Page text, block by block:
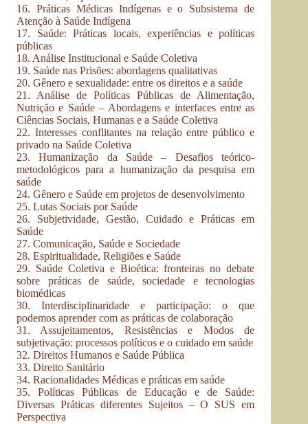
16. Práticas Médicas Indígenas e o Subsistema de
Atenção à Saúde Indígena
17. Saúde: Práticas locais, experiências e políticas
públicas
18. Análise Institucional e Saúde Coletiva
19. Saúde nas Prisões: abordagens qualitativas
20. Gênero e sexualidade: entre os direitos e a saúde
21. Análise de Políticas Públicas de Alimentação,
Nutrição e Saúde – Abordagens e interfaces entre as
Ciências Sociais, Humanas e a Saúde Coletiva
22. Interesses conflitantes na relação entre público e
privado na Saúde Coletiva
23. Humanização da Saúde – Desafios teórico-
metodológicos para a humanização da pesquisa em
saúde
24. Gênero e Saúde em projetos de desenvolvimento
25. Lutas Sociais por Saúde
26. Subjetividade, Gestão, Cuidado e Práticas em
Saúde
27. Comunicação, Saúde e Sociedade
28. Espiritualidade, Religiões e Saúde
29. Saúde Coletiva e Bioética: fronteiras no debate
sobre práticas de saúde, sociedade e tecnologias
biomédicas
30. Interdisciplinaridade e participação: o que
podemos aprender com as práticas de colaboração
31. Assujeitamentos, Resistências e Modos de
subjetivação: processos políticos e o cuidado em saúde
32. Direitos Humanos e Saúde Pública
33. Direito Sanitário
34. Racionalidades Médicas e práticas em saúde
35. Políticas Públicas de Educação e de Saúde:
Diversas Práticas diferentes Sujeitos – O SUS em
Perspectiva